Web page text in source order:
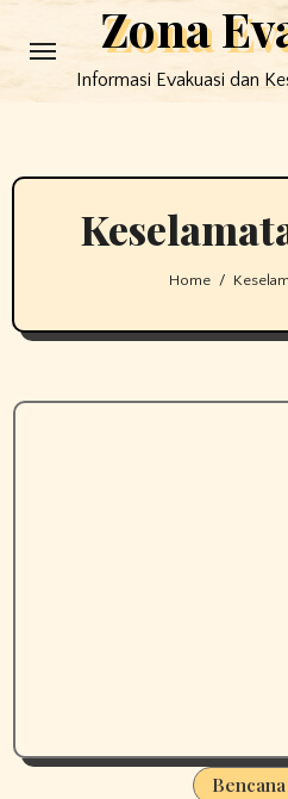
to
Zona
Informasi Evakuasi dan
Home